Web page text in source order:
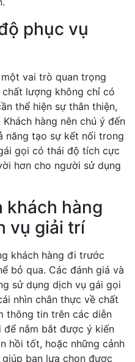
phục vụ
vai trò quan trọng
lượng không chỉ có
thể hiện sự thân thiện,
hàng nên chú ý đến
năng tạo sự kết nối trong
gọi có thái độ tích cực
hơn cho người sử dụng
khách hàng
vụ giải trí
khách hàng đi trước
bỏ qua. Các đánh giá và
sử dụng dịch vụ gái gọi
nhìn chân thực về chất
thông tin trên các diễn
để nắm bắt được ý kiến
hồi tốt, hoặc những cảnh
bạn lựa chọn được